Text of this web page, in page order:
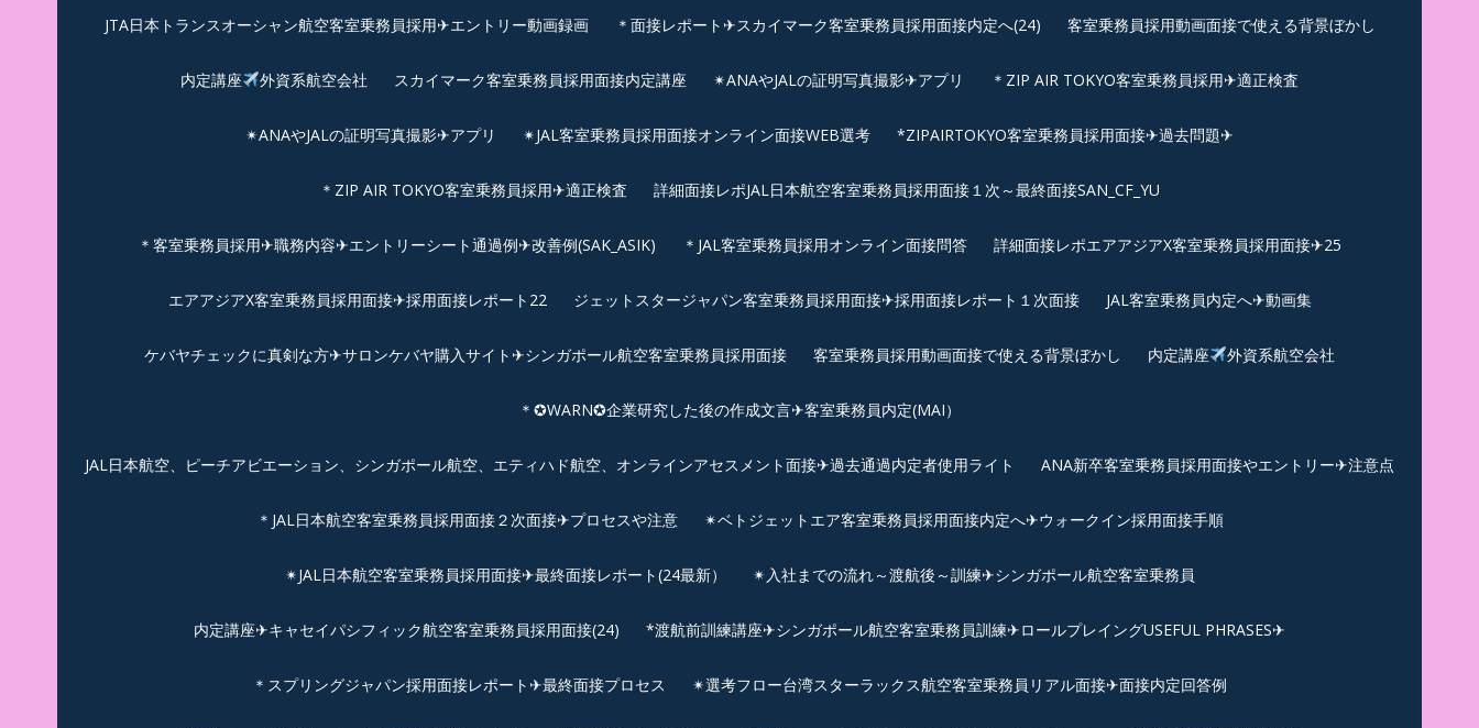
JTA日本トランスオーシャン航空客室乗務員採用✈エントリー動画録画 ＊面接レポート✈スカイマーク客室乗務員採用面接内定へ(24) 客室乗務員採用動画面接で使える背景ぼかし
内定講座 外資系航空会社 スカイマーク客室乗務員採用面接内定講座 ✴︎ANAやJALの証明写真撮影✈︎アプリ ＊ZIP AIR TOKYO客室乗務員採用✈適正検査
✴︎ANAやJALの証明写真撮影✈︎アプリ ✴︎JAL客室乗務員採用面接オンライン面接WEB選考 *ZIPAIRTOKYO客室乗務員採用面接✈過去問題✈︎
＊ZIP AIR TOKYO客室乗務員採用✈適正検査 詳細面接レポJAL日本航空客室乗務員採用面接１次～最終面接SAN_CF_YU
＊客室乗務員採用✈職務内容✈エントリーシート通過例✈改善例(SAK_ASIK) ＊JAL客室乗務員採用オンライン面接問答 詳細面接レポエアアジアX客室乗務員採用面接✈25
エアアジアX客室乗務員採用面接✈︎採用面接レポート22 ジェットスタージャパン客室乗務員採用面接✈採用面接レポート１次面接 JAL客室乗務員内定へ✈動画集
ケバヤチェックに真剣な方✈サロンケバヤ購入サイト✈シンガポール航空客室乗務員採用面接 客室乗務員採用動画面接で使える背景ぼかし 内定講座 外資系航空会社
＊✪WARN✪企業研究した後の作成文言✈客室乗務員内定(MAI）
JAL日本航空、ピーチアビエーション、シンガポール航空、エティハド航空、オンラインアセスメント面接✈︎過去通過内定者使用ライト ANA新卒客室乗務員採用面接やエントリー✈注意点
＊JAL日本航空客室乗務員採用面接２次面接✈プロセスや注意 ✴︎ベトジェットエア客室乗務員採用面接内定へ✈︎ウォークイン採用面接手順
✴︎JAL日本航空客室乗務員採用面接✈最終面接レポート(24最新） ✴︎入社までの流れ～渡航後～訓練✈シンガポール航空客室乗務員
内定講座✈キャセイパシフィック航空客室乗務員採用面接(24) *渡航前訓練講座✈シンガポール航空客室乗務員訓練✈ロールプレイングUSEFUL PHRASES✈
＊スプリングジャパン採用面接レポート✈最終面接プロセス ✴︎選考フロー台湾スターラックス航空客室乗務員リアル面接✈︎面接内定回答例